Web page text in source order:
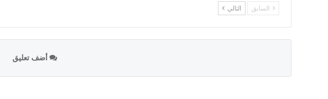
السابق التالي
أضف تعليق